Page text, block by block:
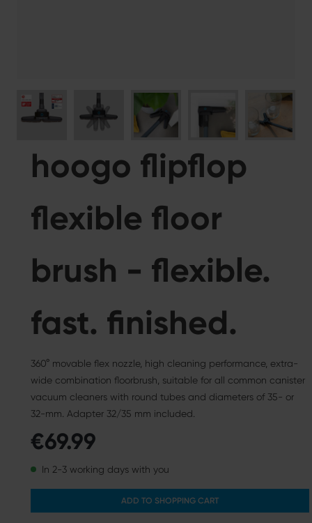
hoogo flipflop
flexible floor
brush - flexible.
fast. finished.
360° movable flex nozzle, high cleaning performance, extra-
wide combination floorbrush, suitable for all common canister
vacuum cleaners with round tubes and diameters of 35- or
32-mm. Adapter 32/35 mm included.
€69.99
In 2-3 working days with you
ADD TO SHOPPING CART